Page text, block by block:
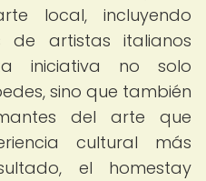
local, incluyendo
de artistas italianos
iniciativa no solo
sino que también
del arte que
cultural más
el homestay